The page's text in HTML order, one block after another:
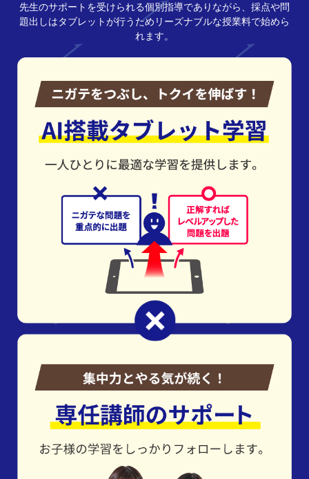
先生のサポートを受けられる個別指導でありながら、採点や問
題出しはタブレットが行うためリーズナブルな授業料で始めら
れます。